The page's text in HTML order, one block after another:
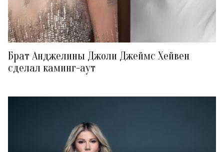
Брат Анджелины Джоли Джеймс Хейвен
сделал каминг-аут